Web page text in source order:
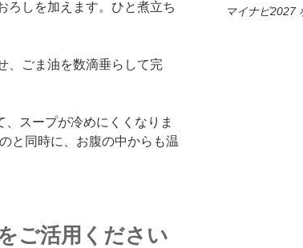
ろしを加えます。ひと煮立ち
、ごま油を数滴垂らして完
スープが冷めにくくなりま
と同時に、お腹の中からも温
ご活用ください
マイナビ2027